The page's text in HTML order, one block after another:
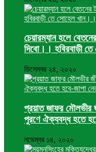
চেয়ারম্যান হলে
দিবো।। হবিরবাড়ী
ডিসেম্বর ২৪, ২০২০
প্রয়াত জাফর মৌলভীর
পুরণে ঐক্যবদ্ধ হতে
নভেম্বর ১৪, ২০২০